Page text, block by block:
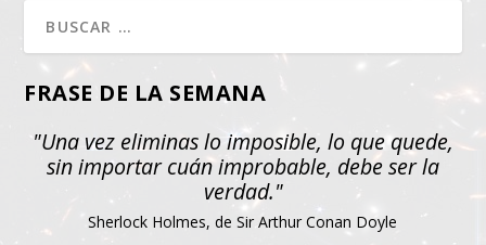
FRASE DE LA SEMANA
"Una vez eliminas lo imposible, lo que quede,
sin importar cuán improbable, debe ser la
verdad."
Sherlock Holmes, de Sir Arthur Conan Doyle